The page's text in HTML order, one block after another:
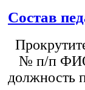
Состав
№ п/п ФИО
должность